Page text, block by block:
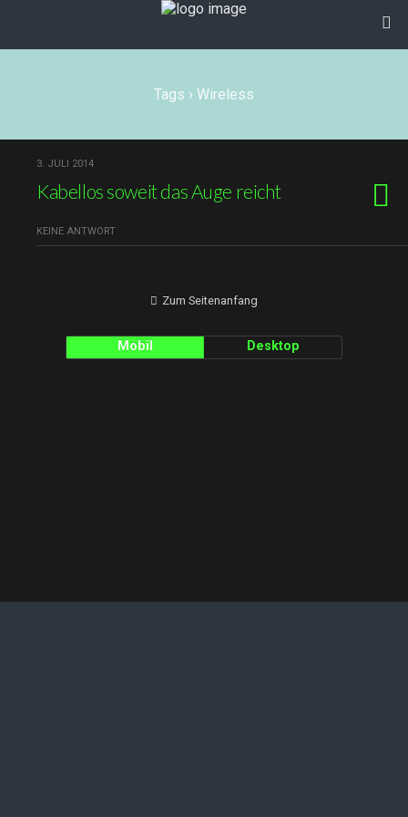
Tags › Wireless
3. JULI 2014
Kabellos soweit das Auge reicht
KEINE ANTWORT
Zum Seitenanfang
Mobil Desktop